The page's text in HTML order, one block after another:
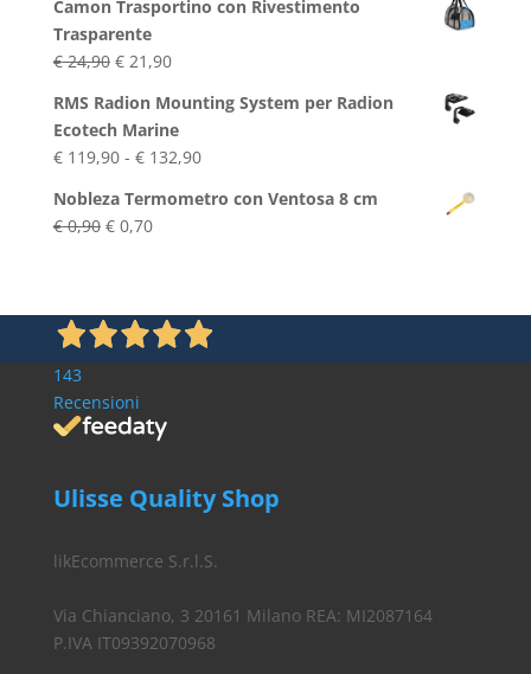
Camon Trasportino con Rivestimento
Trasparente
€24,90 Il
originale
era:
€ 24,90.
€21,90Il
attuale
è:
€ 21,90.
RMS Radion Mounting System per Radion
Ecotech Marine
€119,90 - €132,90Fascia
prezzo:
€ 132,90
Nobleza Termometro con Ventosa 8 cm
€0,90 Il
€ 0,90.
€0,70Il
€ 0,70.
143
Recensioni
Ulisse Quality Shop
likEcommerce S.r.l.S.
Via Chianciano, 3 20161 Milano REA: MI2087164
P.IVA IT09392070968